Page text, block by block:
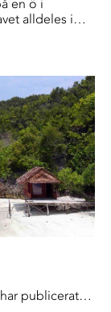
en ö i
alldeles i
i april
svenska
Nummer två i
invigdes 2007.
publicerat